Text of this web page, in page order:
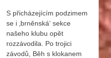
S přicházejícím podzimem
se i ‚brněnská‘ sekce
našeho klubu opět
rozzávodila. Po trojici
závodů, Běh s klokanem